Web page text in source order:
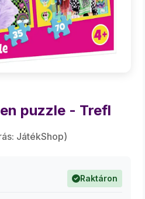
puzzle - Trefl
JátékShop)
Raktáron